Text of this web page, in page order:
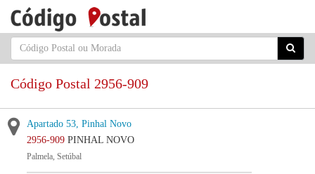
Código Postal 2956-909
Apartado 53, Pinhal Novo
2956-909 PINHAL NOVO
Palmela, Setúbal